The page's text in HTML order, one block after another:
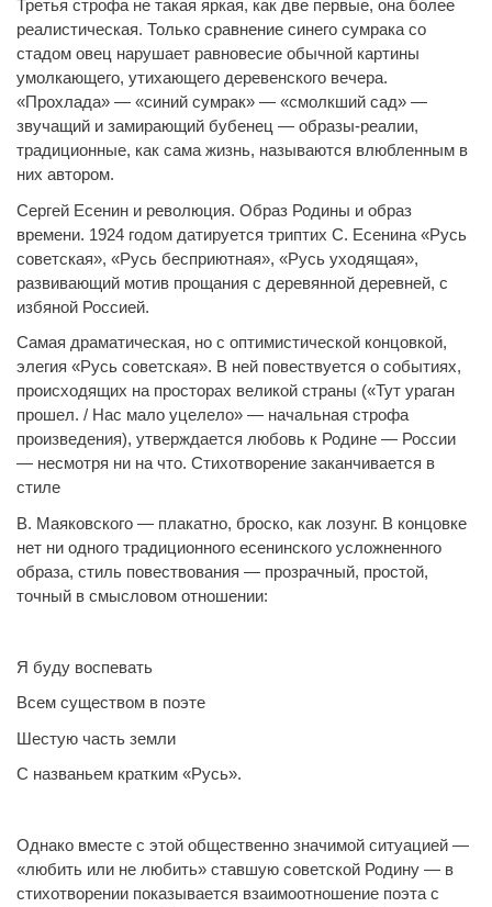
Третья строфа не такая яркая, как две первые, она более
реалистическая. Только сравнение синего сумрака со
стадом овец нарушает равновесие обычной картины
умолкающего, утихающего деревенского вечера.
«Прохлада» — «синий сумрак» — «смолкший сад» —
звучащий и замирающий бубенец — образы-реалии,
традиционные, как сама жизнь, называются влюбленным в
них автором.
Сергей Есенин и революция. Образ Родины и образ
времени. 1924 годом датируется триптих С. Есенина «Русь
советская», «Русь бесприютная», «Русь уходящая»,
развивающий мотив прощания с деревянной деревней, с
избяной Россией.
Самая драматическая, но с оптимистической концовкой,
элегия «Русь советская». В ней повествуется о событиях,
происходящих на просторах великой страны («Тут ураган
прошел. / Нас мало уцелело» — начальная строфа
произведения), утверждается любовь к Родине — России
— несмотря ни на что. Стихотворение заканчивается в
стиле
В. Маяковского — плакатно, броско, как лозунг. В концовке
нет ни одного традиционного есенинского усложненного
образа, стиль повествования — прозрачный, простой,
точный в смысловом отношении:
Я буду воспевать
Всем существом в поэте
Шестую часть земли
С названьем кратким «Русь».
Однако вместе с этой общественно значимой ситуацией —
«любить или не любить» ставшую советской Родину — в
стихотворении показывается взаимоотношение поэта с